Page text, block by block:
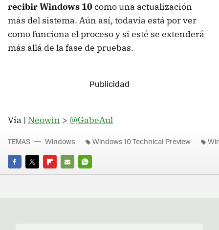
recibir Windows 10como una actualización
más del sistema. Aún así, todavía está por ver
como funciona el proceso y si esté se extenderá
más allá de la fase de pruebas.
Vía | Neowin > @GabeAul
FACEBOOK
TWITTERFLIPBOARD
E-
WHATSAPP
TEMAS Windows Windows 10 Technical Preview